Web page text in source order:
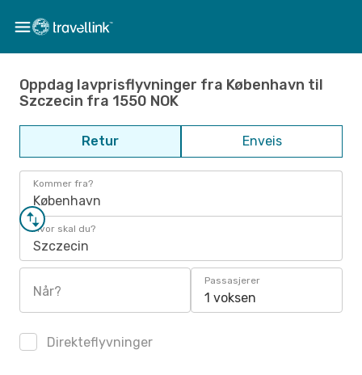
Oppdag lavprisflyvninger fra København til
Szczecin fra 1550 NOK
Retur Enveis
Kommer fra?
København
Hvor skal du?
Szczecin
Når?
Passasjerer
1 voksen
Direkteflyvninger